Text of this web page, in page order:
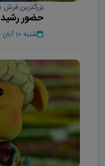
بزرگترین فرش
حضور
شنبه 10 آبان 1404